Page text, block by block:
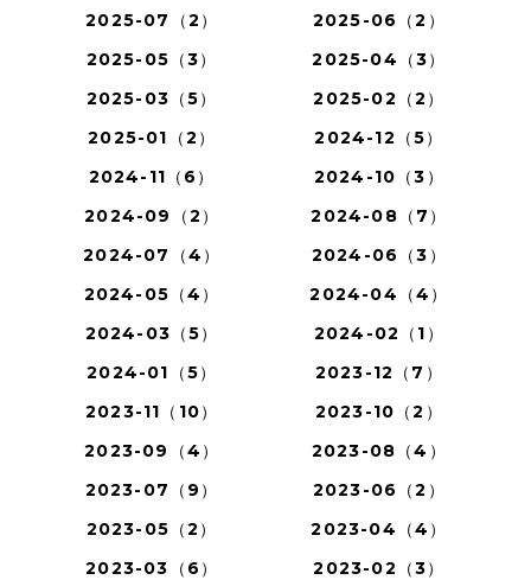
2025-07（2）
2025-06（2）
2025-05（3）
2025-04（3）
2025-03（5）
2025-02（2）
2025-01（2）
2024-12（5）
2024-11（6）
2024-10（3）
2024-09（2）
2024-08（7）
2024-07（4）
2024-06（3）
2024-05（4）
2024-04（4）
2024-03（5）
2024-02（1）
2024-01（5）
2023-12（7）
2023-11（10）
2023-10（2）
2023-09（4）
2023-08（4）
2023-07（9）
2023-06（2）
2023-05（2）
2023-04（4）
2023-03（6）
2023-02（3）